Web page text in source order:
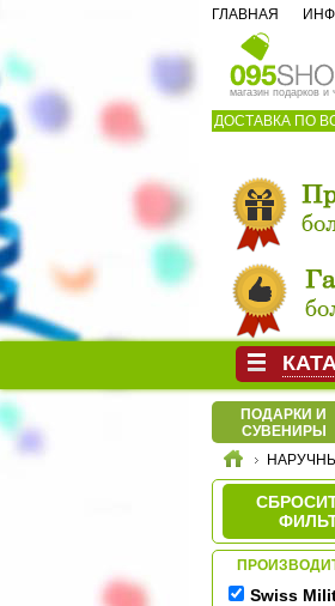
магазин подарков и
ДОСТАВКА ПО
ГЛАВНАЯ
ПОДАРКИ И
СУВЕНИРЫ
Swiss